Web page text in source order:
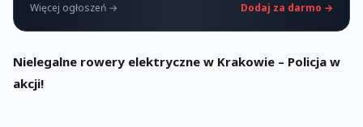
Więcej ogłoszeń → Dodaj za darmo →
Nielegalne rowery elektryczne w Krakowie – Policja w
akcji!